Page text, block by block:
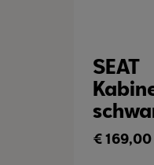
SEAT
€169,00